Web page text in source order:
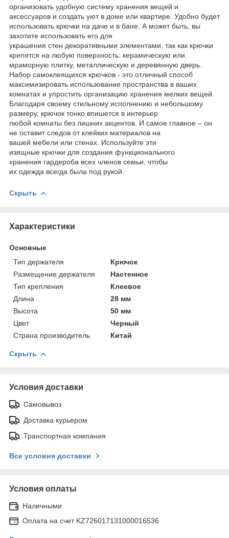
организовать удобную систему хранения вещей и
аксессуаров и создать уют в доме или квартире. Удобно будет
использовать крючки на даче и в бане. А может быть, вы
захотите использовать его для
украшения стен декоративными элементами, так как крючки
крепятся на любую поверхность: керамическую или
мраморную плитку, металлическую и деревянную дверь.
Набор самоклеящихся крючков - это отличный способ
максимизировать использование пространства в ваших
комнатах и упростить организацию хранения мелких вещей.
Благодаря своему стильному исполнению и небольшому
размеру, крючок тонко впишется в интерьер
любой комнаты без лишних акцентов. И самое главное – он
не оставит следов от клейких материалов на
вашей мебели или стенах. Используйте эти
изящные крючки для создания функционального
хранения гардероба всех членов семьи, чтобы
их одежда всегда была под рукой.
Скрыть
Характеристики
Основные
Тип держателя
Крючок
Размещение держателя
Настенное
Тип крепления
Клеевое
Длина
28 мм
Высота
50 мм
Цвет
Черный
Страна производитель
Китай
Скрыть
Условия доставки
Самовывоз
Доставка курьером
Транспортная компания
Все условия доставки
Условия оплаты
Наличными
Оплата на счет KZ726017131000016536